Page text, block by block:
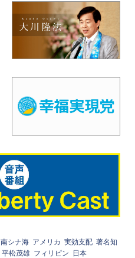
南シナ海 アメリカ 実効支配 著名知
平松茂雄 フィリピン 日本